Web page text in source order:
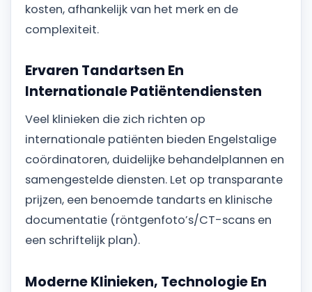
kosten, afhankelijk van het merk en de
complexiteit.
Ervaren Tandartsen En
Internationale Patiëntendiensten
Veel klinieken die zich richten op
internationale patiënten bieden Engelstalige
coördinatoren, duidelijke behandelplannen en
samengestelde diensten. Let op transparante
prijzen, een benoemde tandarts en klinische
documentatie (röntgenfoto’s/CT-scans en
een schriftelijk plan).
Moderne Klinieken, Technologie En